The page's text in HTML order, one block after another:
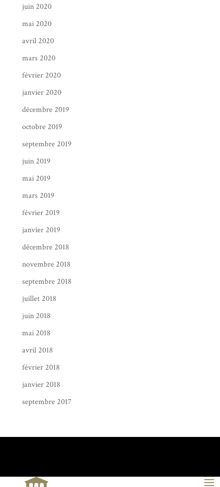
juin 2020
mai 2020
avril 2020
mars 2020
février 2020
janvier 2020
décembre 2019
octobre 2019
septembre 2019
juin 2019
mai 2019
mars 2019
février 2019
janvier 2019
décembre 2018
novembre 2018
septembre 2018
juillet 2018
juin 2018
mai 2018
avril 2018
février 2018
janvier 2018
septembre 2017